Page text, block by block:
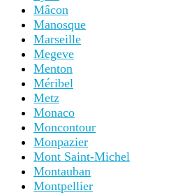
Mâcon
Manosque
Marseille
Megeve
Menton
Méribel
Metz
Monaco
Moncontour
Monpazier
Mont Saint-Michel
Montauban
Montpellier